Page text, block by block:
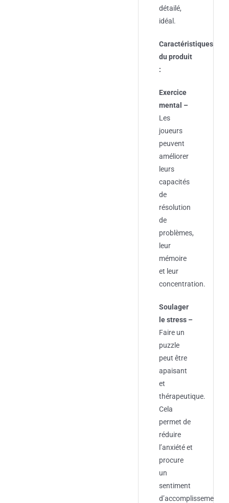
détailé,
idéal.
Caractéristiques
du produit
:
Exercice
mental –
Les
joueurs
peuvent
améliorer
leurs
capacités
de
résolution
de
problèmes,
leur
mémoire
et leur
concentration.
Soulager
le stress –
Faire un
puzzle
peut être
apaisant
et
thérapeutique.
Cela
permet de
réduire
l’anxiété et
procure
un
sentiment
d’accomplissement